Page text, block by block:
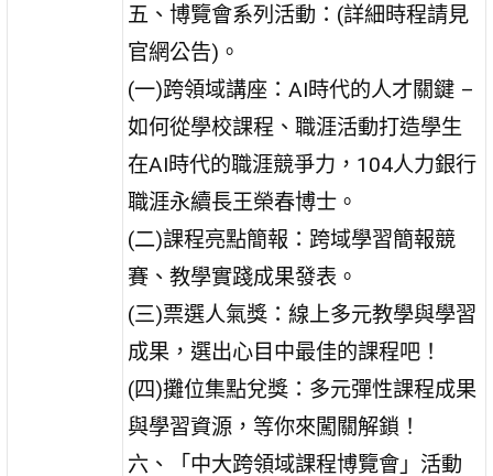
五、博覽會系列活動：(詳細時程請見
官網公告)。
(一)跨領域講座：AI時代的人才關鍵 –
如何從學校課程、職涯活動打造學生
在AI時代的職涯競爭力，104人力銀行
職涯永續長王榮春博士。
(二)課程亮點簡報：跨域學習簡報競
賽、教學實踐成果發表。
(三)票選人氣獎：線上多元教學與學習
成果，選出心目中最佳的課程吧！
(四)攤位集點兌獎：多元彈性課程成果
與學習資源，等你來闖關解鎖！
六、「中大跨領域課程博覽會」活動